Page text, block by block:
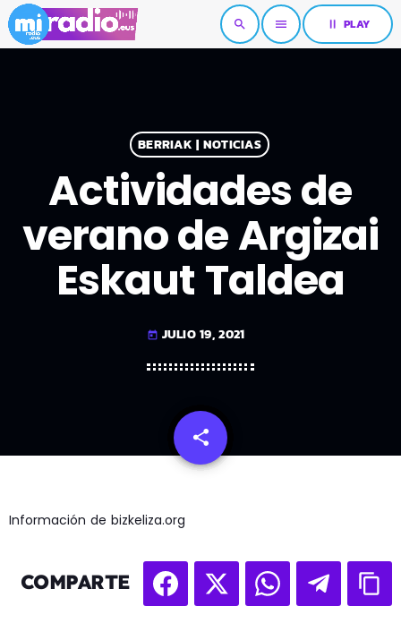
search menu pause PLAY
BERRIAK | NOTICIAS
Actividades de
verano de Argizai
Eskaut Taldea
today JULIO 19, 2021
share
email
Información de bizkeliza.org
COMPARTE